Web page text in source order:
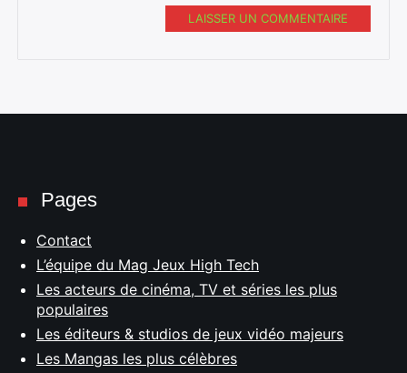
LAISSER UN COMMENTAIRE
Pages
Contact
L’équipe du Mag Jeux High Tech
Les acteurs de cinéma, TV et séries les plus
populaires
Les éditeurs & studios de jeux vidéo majeurs
Les Mangas les plus célèbres